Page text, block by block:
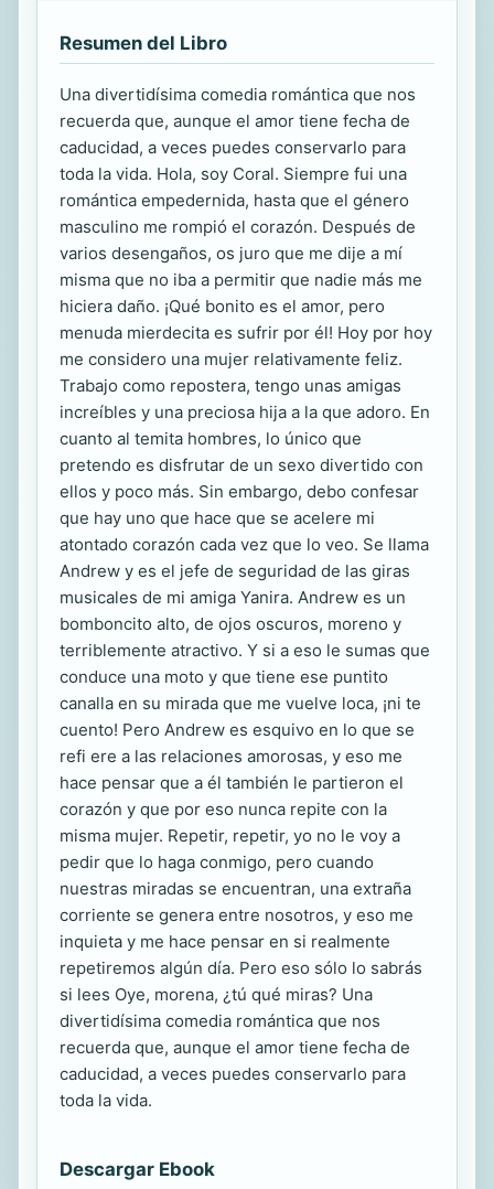
Resumen del Libro
Una divertidísima comedia romántica que nos
recuerda que, aunque el amor tiene fecha de
caducidad, a veces puedes conservarlo para
toda la vida. Hola, soy Coral. Siempre fui una
romántica empedernida, hasta que el género
masculino me rompió el corazón. Después de
varios desengaños, os juro que me dije a mí
misma que no iba a permitir que nadie más me
hiciera daño. ¡Qué bonito es el amor, pero
menuda mierdecita es sufrir por él! Hoy por hoy
me considero una mujer relativamente feliz.
Trabajo como repostera, tengo unas amigas
increíbles y una preciosa hija a la que adoro. En
cuanto al temita hombres, lo único que
pretendo es disfrutar de un sexo divertido con
ellos y poco más. Sin embargo, debo confesar
que hay uno que hace que se acelere mi
atontado corazón cada vez que lo veo. Se llama
Andrew y es el jefe de seguridad de las giras
musicales de mi amiga Yanira. Andrew es un
bomboncito alto, de ojos oscuros, moreno y
terriblemente atractivo. Y si a eso le sumas que
conduce una moto y que tiene ese puntito
canalla en su mirada que me vuelve loca, ¡ni te
cuento! Pero Andrew es esquivo en lo que se
refi ere a las relaciones amorosas, y eso me
hace pensar que a él también le partieron el
corazón y que por eso nunca repite con la
misma mujer. Repetir, repetir, yo no le voy a
pedir que lo haga conmigo, pero cuando
nuestras miradas se encuentran, una extraña
corriente se genera entre nosotros, y eso me
inquieta y me hace pensar en si realmente
repetiremos algún día. Pero eso sólo lo sabrás
si lees Oye, morena, ¿tú qué miras? Una
divertidísima comedia romántica que nos
recuerda que, aunque el amor tiene fecha de
caducidad, a veces puedes conservarlo para
toda la vida.
Descargar Ebook